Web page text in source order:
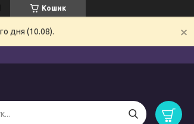
Кошик
дня (10.08).